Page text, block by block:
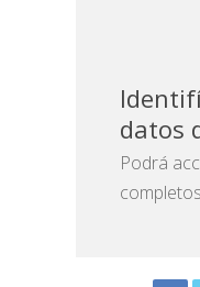
datos
Podrá